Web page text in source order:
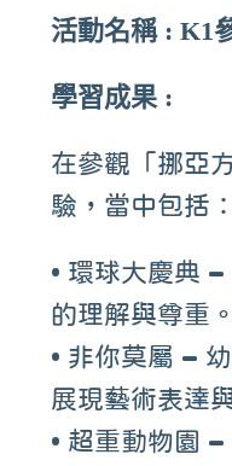
活動名稱 : K1
學習成果 :
在參觀「挪亞
驗，當中包括：
• 環球大慶典
的理解與尊重。
• 非你莫屬 –
展現藝術表達
• 超重動物園
校址：新界屯門
電話：2618 1166
傳真：2618 6611
電郵：